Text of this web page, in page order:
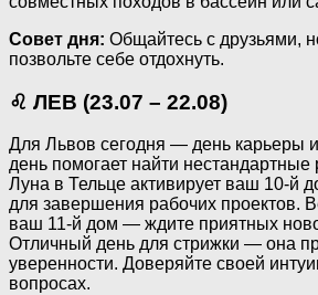
Совет дня: Общайтесь с друзьями,
позвольте себе отдохнуть.
♌ ЛЕВ (23.07 – 22.08)
Для Львов сегодня — день карьеры
день помогает найти
Луна в Тельце активирует ваш 10-й
для завершения рабочих проектов.
ваш 11-й дом — ждите приятных
Отличный день для стрижки — она
уверенности. Доверяйте своей
вопросах.